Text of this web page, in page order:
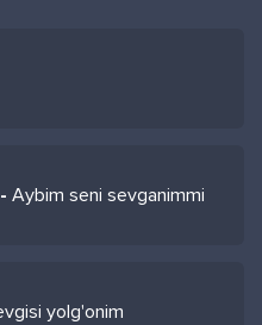
Aybim seni sevganimmi
yolg'onim